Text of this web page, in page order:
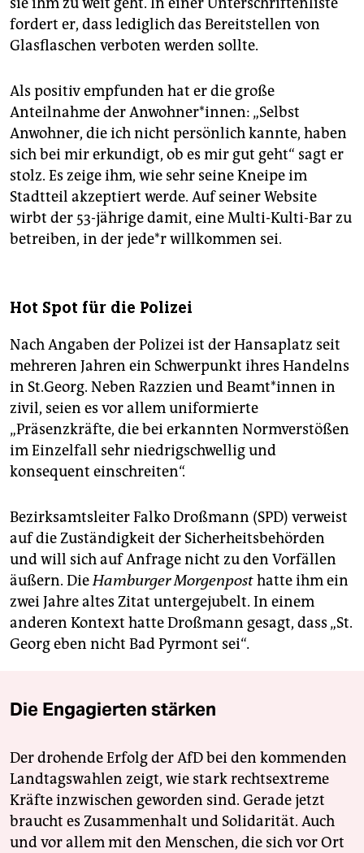
fordert er, dass lediglich das Bereitstellen von
Glasflaschen verboten werden sollte.
Als positiv empfunden hat er die große
Anteilnahme der Anwohner*innen: „Selbst
Anwohner, die ich nicht persönlich kannte, haben
sich bei mir erkundigt, ob es mir gut geht“ sagt er
stolz. Es zeige ihm, wie sehr seine Kneipe im
Stadtteil akzeptiert werde. Auf seiner Website
wirbt der 53-jährige damit, eine Multi-Kulti-Bar zu
betreiben, in der jede*r willkommen sei.
Hot Spot für die Polizei
Nach Angaben der Polizei ist der Hansaplatz seit
mehreren Jahren ein Schwerpunkt ihres Handelns
in St.Georg. Neben Razzien und Beamt*innen in
zivil, seien es vor allem uniformierte
„Präsenzkräfte, die bei erkannten Normverstößen
im Einzelfall sehr niedrigschwellig und
konsequent einschreiten“.
Bezirksamtsleiter Falko Droßmann (SPD) verweist
auf die Zuständigkeit der Sicherheitsbehörden
und will sich auf Anfrage nicht zu den Vorfällen
äußern. DieHamburger Morgenposthatte ihm ein
zwei Jahre altes Zitat untergejubelt. In einem
anderen Kontext hatte Droßmann gesagt, dass „St.
Georg eben nicht Bad Pyrmont sei“.
Die Engagierten stärken
Der drohende Erfolg der AfD bei den kommenden
Landtagswahlen zeigt, wie stark rechtsextreme
Kräfte inzwischen geworden sind. Gerade jetzt
braucht es Zusammenhalt und Solidarität. Auch
und vor allem mit den Menschen, die sich vor Ort